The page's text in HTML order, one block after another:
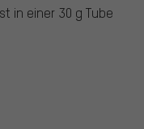
in einer 30 g Tube